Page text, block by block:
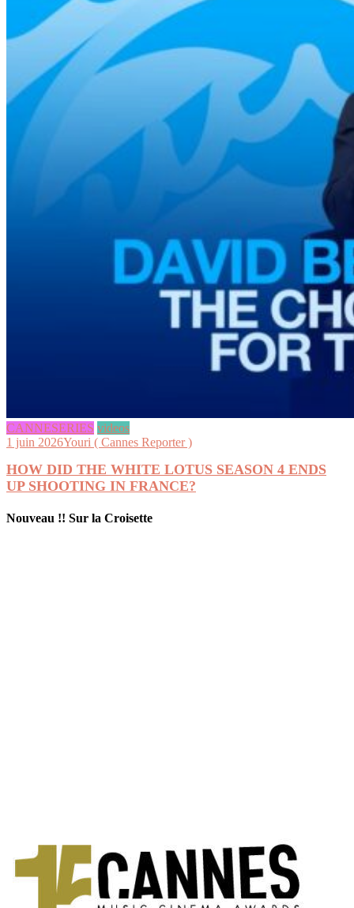
CANNESERIES videos
1 juin 2026Youri ( Cannes Reporter )
HOW DID THE WHITE LOTUS SEASON 4 ENDS
UP SHOOTING IN FRANCE?
Nouveau !! Sur la Croisette